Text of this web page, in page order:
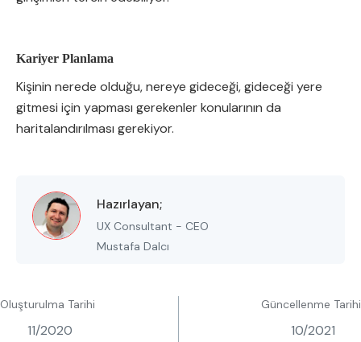
Kariyer Planlama
Kişinin nerede olduğu, nereye gideceği, gideceği yere
gitmesi için yapması gerekenler konularının da
haritalandırılması gerekiyor.
Hazırlayan;
UX Consultant - CEO
Mustafa Dalcı
Oluşturulma Tarihi
11/2020
Güncellenme Tarihi
10/2021